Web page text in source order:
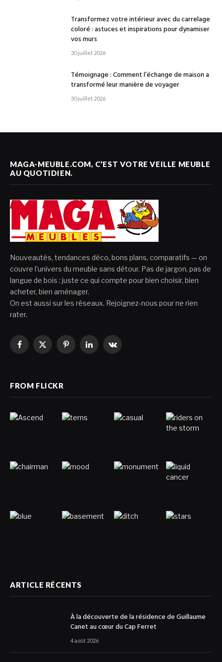
Transformez votre intérieur avec du carrelage
coloré : astuces et inspirations pour dynamiser
vos murs
30 juillet 2026
Témoignage : Comment l’échange de maison a
transformé leur manière de voyager
30 juillet 2026
MAGA-MEUBLE.COM, C’EST VOTRE VEILLE MEUBLE
AU QUOTIDIEN.
Nouveautés, tendances déco, bons plans, comparatifs — on
couvre l'univers du meuble sans détour. Pas de jargon, pas de
langue de bois : juste ce qui compte pour bien choisir, bien
acheter, bien aménager.
On est aussi sur les réseaux. Rejoignez-nous pour ne rien
rater.
Facebook
X
PinterestLinkedInVKontakte
FROM FLICKR
ARTICLE RÉCENTS
À la découverte de la résidence de Guillaume
Canet au cœur du Cap Ferret
4 août 2026